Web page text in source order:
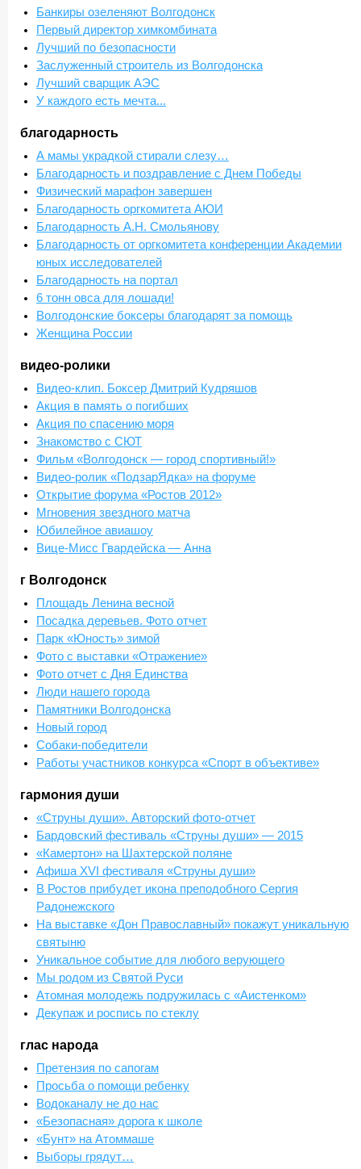
Банкиры озеленяют Волгодонск
Первый директор химкомбината
Лучший по безопасности
Заслуженный строитель из Волгодонска
Лучший сварщик АЭС
У каждого есть мечта...
благодарность
А мамы украдкой стирали слезу…
Благодарность и поздравление с Днем Победы
Физический марафон завершен
Благодарность оргкомитета АЮИ
Благодарность А.Н. Смольянову
Благодарность от оргкомитета конференции Академии
юных исследователей
Благодарность на портал
6 тонн овса для лошади!
Волгодонские боксеры благодарят за помощь
Женщина России
видео-ролики
Видео-клип. Боксер Дмитрий Кудряшов
Акция в память о погибших
Акция по спасению моря
Знакомство с СЮТ
Фильм «Волгодонск — город спортивный!»
Видео-ролик «ПодзарЯдка» на форуме
Открытие форума «Ростов 2012»
Мгновения звездного матча
Юбилейное авиашоу
Вице-Мисс Гвардейска — Анна
г Волгодонск
Площадь Ленина весной
Посадка деревьев. Фото отчет
Парк «Юность» зимой
Фото с выставки «Отражение»
Фото отчет с Дня Единства
Люди нашего города
Памятники Волгодонска
Новый город
Собаки-победители
Работы участников конкурса «Спорт в объективе»
гармония души
«Струны души». Авторский фото-отчет
Бардовский фестиваль «Струны души» — 2015
«Камертон» на Шахтерской поляне
Афиша XVI фестиваля «Струны души»
В Ростов прибудет икона преподобного Сергия
Радонежского
На выставке «Дон Православный» покажут уникальную
святыню
Уникальное событие для любого верующего
Мы родом из Святой Руси
Атомная молодежь подружилась с «Аистенком»
Декупаж и роспись по стеклу
глас народа
Претензия по сапогам
Просьба о помощи ребенку
Водоканалу не до нас
«Безопасная» дорога к школе
«Бунт» на Атоммаше
Выборы грядут…